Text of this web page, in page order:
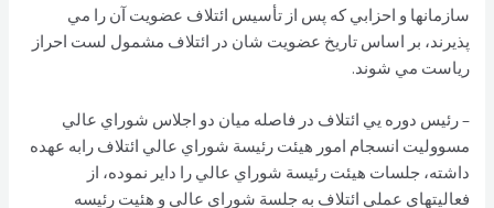
سازمانها و احزابي كه پس از تأسيس ائتلاف عضويت آن را مي
پذيرند، بر اساس تاريخ عضويت شان در ائتلاف مشمول لست احراز
رياست مي شوند.
– رئيس دوره يي ائتلاف در فاصله ميان دو اجلاس شوراي عالي
مسووليت انسجام امور هيئت رئيسة شوراي عالي ائتلاف رابه عهده
داشته، جلسات هيئت رئيسة شوراي عالي را داير نموده، از
فعاليتهاي عملي ائتلاف به جلسة شوراي عالي و هئيت رئيسه